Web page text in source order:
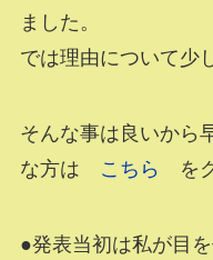
ました。
では理由について少
そんな事は良いから
な方は
こちら を
●発表当初は私が目